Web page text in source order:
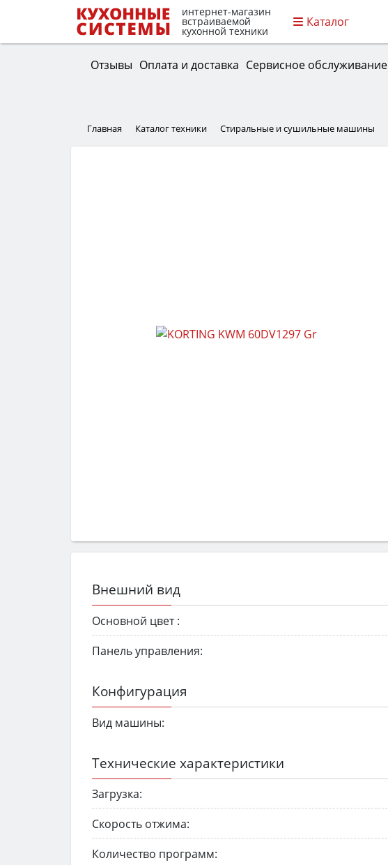
интернет-магазин
встраиваемой
кухонной техники
Каталог
Отзывы Оплата и доставка Сервисное обслуживание
Главная Каталог техники Стиральные и сушильные машины
Внешний вид
Основной цвет :
Панель управления:
Конфигурация
Вид машины:
Технические характеристики
Загрузка:
Скорость отжима:
Количество программ: